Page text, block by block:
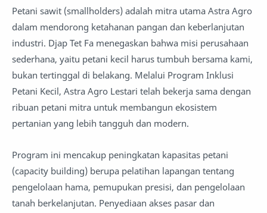
Petani sawit (smallholders) adalah mitra utama Astra Agro
dalam mendorong ketahanan pangan dan keberlanjutan
industri. Djap Tet Fa menegaskan bahwa misi perusahaan
sederhana, yaitu petani kecil harus tumbuh bersama kami,
bukan tertinggal di belakang. Melalui Program Inklusi
Petani Kecil, Astra Agro Lestari telah bekerja sama dengan
ribuan petani mitra untuk membangun ekosistem
pertanian yang lebih tangguh dan modern.
Program ini mencakup peningkatan kapasitas petani
(capacity building) berupa pelatihan lapangan tentang
pengelolaan hama, pemupukan presisi, dan pengelolaan
tanah berkelanjutan. Penyediaan akses pasar dan